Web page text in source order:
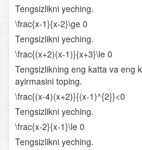
Parametrli tenglamalar
Tengsizliklar
Chiziqli tengsizliklar
Chiziqli tengsizliklar sistemasi
Parametrli tengsizliklar
Irratsional tenglamalar va
Tengsizlikni yeching.
\frac{x-1}{x-2}\ge 0
Tengsizlikni yeching.
\frac{(x+2)(x-1)}{x+3}\le 0
Tengsizlikning eng katta va eng
ayirmasini toping.
\frac{(x-4)(x+2)}{(x-1)^{2}}<0
Tengsizlikni yeching.
\frac{x-2}{x-1}\le 0
Tengsizlikni yeching.